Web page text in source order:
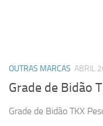
OUTRAS MARCAS ABRIL
Grade de Bidão
Grade de Bidão TKX